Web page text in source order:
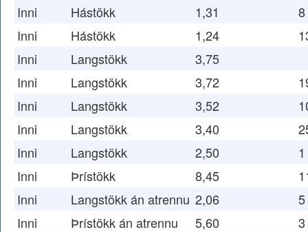
Inni
Hástökk 1,31
8
Inni
Hástökk 1,24
Inni
Langstökk
3,75
Inni
Langstökk 3,72
Inni
Langstökk 3,52
Inni
Langstökk 3,40
Inni
Langstökk 2,50
1
Inni
Þrístökk 8,45
Inni
Langstökk án atrennu 2,06
5
Inni
Þrístökk án atrennu 5,60
3